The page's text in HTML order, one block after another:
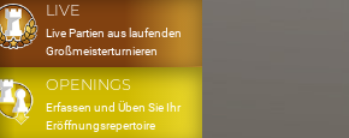
LIVE
Live Partien aus laufenden
Großmeisterturnieren
OPENINGS
Erfassen und Üben Sie Ihr
Eröffnungsrepertoire